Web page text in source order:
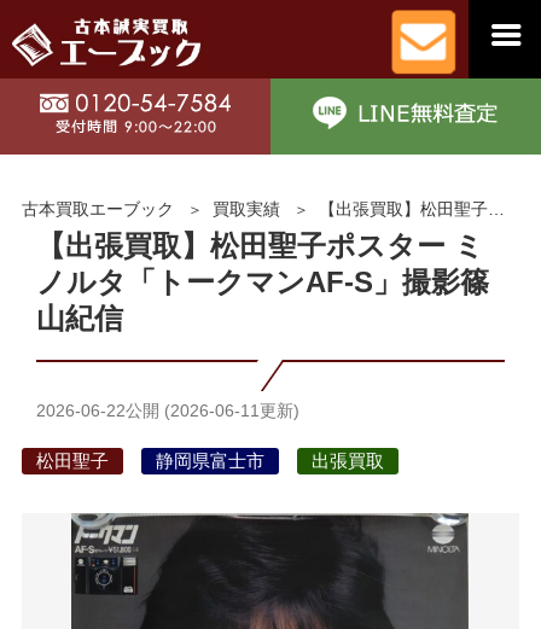
古本買取エーブック 買取実績 【出張買取】松田聖子ポスター ミノルタ「トークマンAF-S」撮影篠山紀信
【出張買取】松田聖子ポスター ミ
ノルタ「トークマンAF-S」撮影篠
山紀信
2026-06-22公開 (2026-06-11更新)
松田聖子 静岡県富士市 出張買取